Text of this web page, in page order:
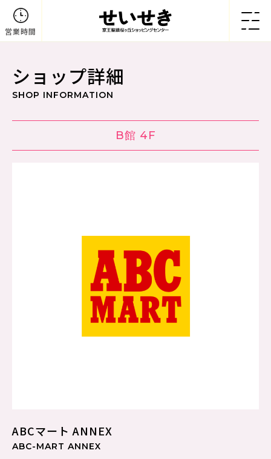
営業時間
ショップ詳細
SHOP INFORMATION
B館 4F
ABCマート ANNEX
ABC-MART ANNEX